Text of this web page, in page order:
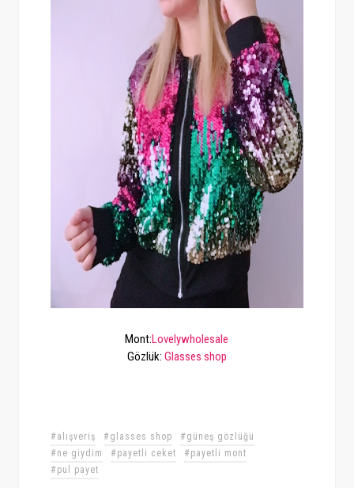
Mont:Lovelywholesale
Gözlük: Glasses shop
#alışveriş #glasses shop
#güneş gözlüğü
#ne giydim
#payetli ceket
#payetli mont
#pul payet